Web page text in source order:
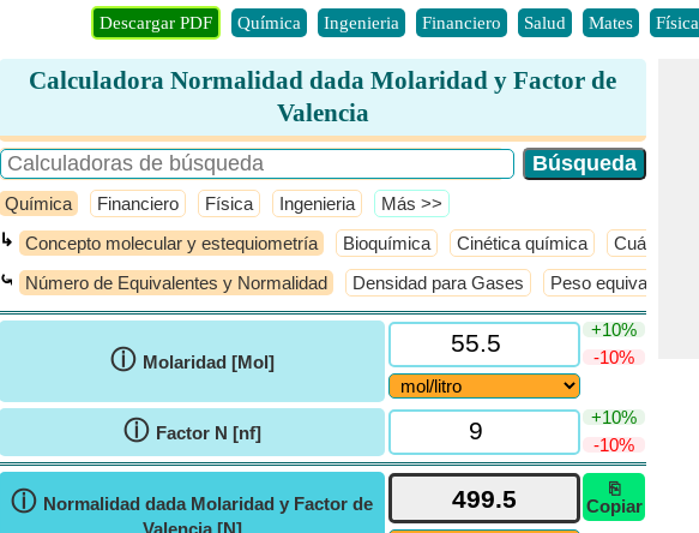
Descargar PDF Química Ingenieria Financiero Salud Mates Física
Calculadora Normalidad dada Molaridad y Factor de
Valencia
Química Financiero Física Ingenieria ​Más >>
↳ Concepto molecular y estequiometría Bioquímica Cinética química Cuántico
⤿ Número de Equivalentes y Normalidad Densidad para Gases Peso equivalente
ⓘ Molaridad [Mol]
+10%
-10%
ⓘ Factor N [nf]
+10%
-10%
ⓘ Normalidad dada Molaridad y Factor de
Valencia [N]
⎘
Copiar